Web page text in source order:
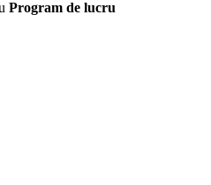
Program de lucru